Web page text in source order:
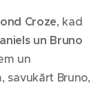
Croze, kad
un Bruno
un
savukārt Bruno,